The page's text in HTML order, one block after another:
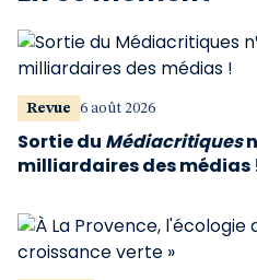
Revue 6 août 2026
Sortie du Médiacritiques
milliardaires des médias